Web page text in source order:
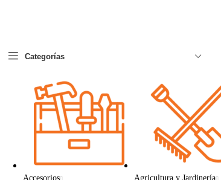
Categorías
Accesorios Agricultura y Jardinería